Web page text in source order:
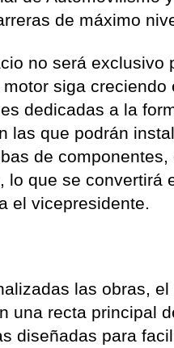
de máximo
no será exclusivo
siga
dedicadas a la
las que podrán
de
lo que se convertirá
el vicepresidente.
las obras,
una recta principal
diseñadas para